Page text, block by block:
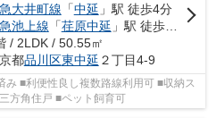
大井町線 「中延 」駅 徒歩4分
池上線 「荏原中延 」駅 徒歩5分
/ 2LDK / 50.55㎡
都品川区東中延 ２丁目4-9
■利便性良し複数路線利用可 ■収納ス
方角住戸 ■ペット飼育可